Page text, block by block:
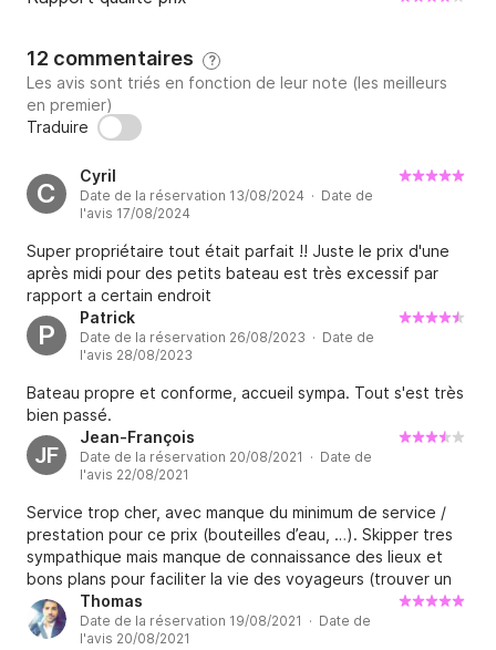
12 commentaires ?
Les avis sont triés en fonction de leur note (les meilleurs
en premier)
Traduire
C
Cyril
Date de la réservation 13/08/2024 · Date de
l'avis 17/08/2024
Super propriétaire tout était parfait !! Juste le prix d'une
après midi pour des petits bateau est très excessif par
rapport a certain endroit
P
Patrick
Date de la réservation 26/08/2023 · Date de
l'avis 28/08/2023
Bateau propre et conforme, accueil sympa. Tout s'est très
bien passé.
JF
Jean-François
Date de la réservation 20/08/2021 · Date de
l'avis 22/08/2021
Service trop cher, avec manque du minimum de service /
prestation pour ce prix (bouteilles d’eau, …). Skipper tres
sympathique mais manque de connaissance des lieux et
bons plans pour faciliter la vie des voyageurs (trouver un
restaurant notamment).
Thomas
Date de la réservation 19/08/2021 · Date de
l'avis 20/08/2021